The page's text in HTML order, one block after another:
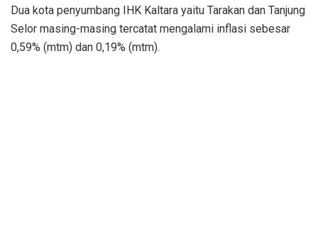
Dua kota penyumbang IHK Kaltara yaitu Tarakan dan Tanjung
Selor masing-masing tercatat mengalami inflasi sebesar
0,59% (mtm) dan 0,19% (mtm).